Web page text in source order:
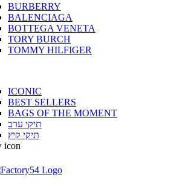
BURBERRY
BALENCIAGA
BOTTEGA VENETA
TORY BURCH
TOMMY HILFIGER
ICONIC
BEST SELLERS
BAGS OF THE MOMENT
תיקי ערב
תיקי קיץ